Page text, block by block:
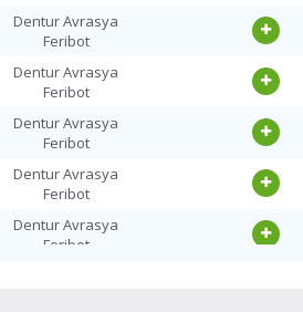
Dentur Avrasya
Feribot
Dentur Avrasya
Feribot
Dentur Avrasya
Feribot
Dentur Avrasya
Feribot
Dentur Avrasya
Feribot
Dentur Avrasya
Feribot
Dentur Avrasya
Feribot
Dentur Avrasya
Feribot
Dentur Avrasya
Feribot
Dentur Avrasya
Feribot